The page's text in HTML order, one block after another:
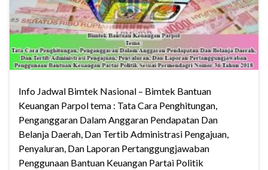
Info Jadwal Bimtek Nasional – Bimtek Bantuan
Keuangan Parpol tema : Tata Cara Penghitungan,
Penganggaran Dalam Anggaran Pendapatan Dan
Belanja Daerah, Dan Tertib Administrasi Pengajuan,
Penyaluran, Dan Laporan Pertanggungjawaban
Penggunaan Bantuan Keuangan Partai Politik